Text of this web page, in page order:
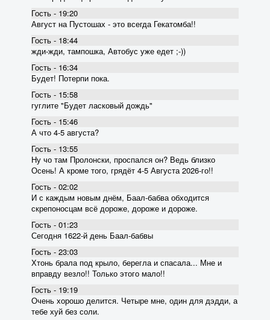
Гость - 19:20
Август на Пустошах - это всегда Гекатомба!!
Гость - 18:44
жди-жди, тампошка, Автобус уже едет ;-))
Гость - 16:34
Будет! Потерпи пока.
Гость - 15:58
гуглите "Будет ласковый дождь"
Гость - 15:46
А что 4-5 августа?
Гость - 13:55
Ну чо там Пролонски, проспался он? Ведь близко
Осень! А кроме того, грядёт 4-5 Августа 2026-го!!
Гость - 02:02
И с каждым новым днём, Баал-бабва обходится
скрепоносцам всё дороже, дороже и дороже.
Гость - 01:23
Сегодня 1622-й день Баал-бабвы
Гость - 23:03
Хтонь брала под крыло, берегла и спасала... Мне и
вправду везло!! Только этого мало!!
Гость - 19:19
Очень хорошо делится. Четыре мне, один для дэдди, а
тебе хуй без соли.